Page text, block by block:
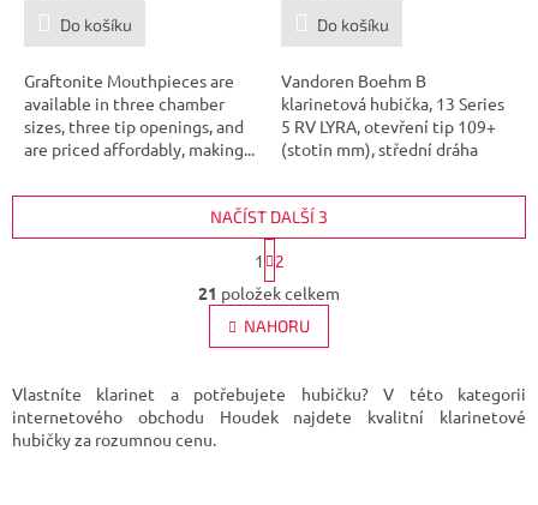
Do košíku
Graftonite Mouthpieces are
available in three chamber
sizes, three tip openings, and
are priced affordably, making...
Do košíku
Vandoren Boehm B
klarinetová hubička, 13 Series
5 RV LYRA, otevření tip 109+
(stotin mm), střední dráha
O
v
l
á
a
c
NAČÍST DALŠÍ 3
t
r
á
n
k
v
á
1
2
21 položek celkem
NAHORU
Vlastníte klarinet a potřebujete hubičku? V této kategorii
internetového obchodu Houdek najdete kvalitní klarinetové
hubičky za rozumnou cenu.